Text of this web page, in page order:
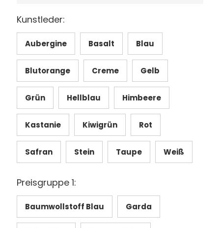
Kunstleder:
Aubergine Basalt Blau
Blutorange Creme Gelb
Grün Hellblau Himbeere
Kastanie Kiwigrün Rot
Safran Stein Taupe Weiß
Preisgruppe 1:
Baumwollstoff Blau Garda